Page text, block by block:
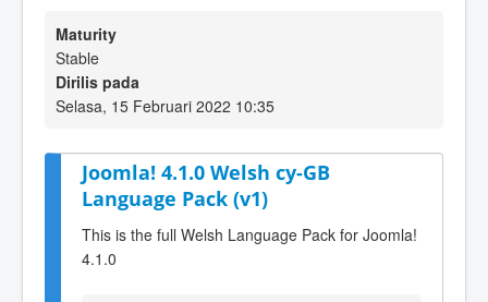
Maturity
Stable
Dirilis pada
Selasa, 15 Februari 2022 10:35
Joomla! 4.1.0 Welsh cy-GB
Language Pack (v1)
This is the full Welsh Language Pack for Joomla!
4.1.0